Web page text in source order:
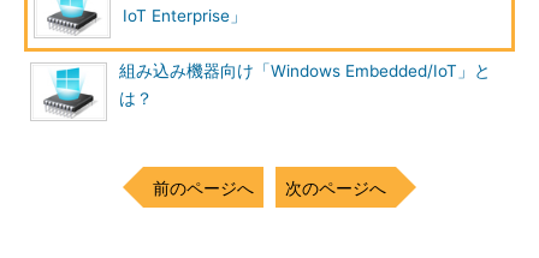
IoT Enterprise」
組み込み機器向け「Windows Embedded/IoT」と
は？
前のページへ 次のページへ